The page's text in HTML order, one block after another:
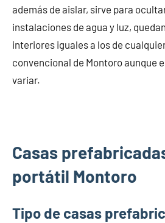
además de aislar, sirve para
instalaciones de agua y luz,
interiores iguales a los de
convencional de Montoro aunque
variar.
Casas
portátil Montoro
Tipo de casas